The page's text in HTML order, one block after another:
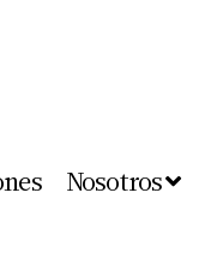
Nosotros